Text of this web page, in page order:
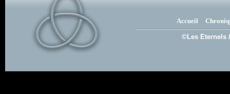
Accueil
©Les Eternels